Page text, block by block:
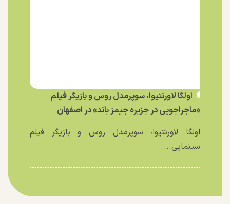
اولگا لاورنتیوا، سوپرمدل روس و بازیگر فیلم
«ماجراجویی در جزیره جیمز باند» در اصفهان
اولگا لاورنتیوا، سوپرمدل روس و بازیگر فیلم
سینمایی...